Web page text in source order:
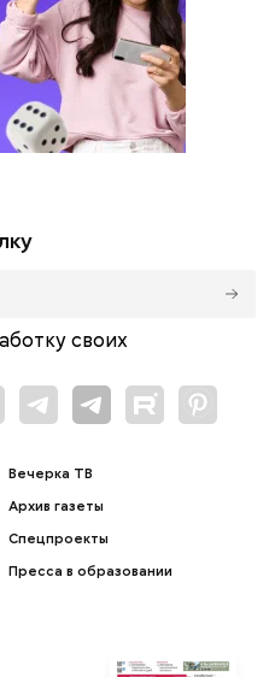
своих
Вечерка ТВ
Архив газеты
Спецпроекты
Пресса в образовании